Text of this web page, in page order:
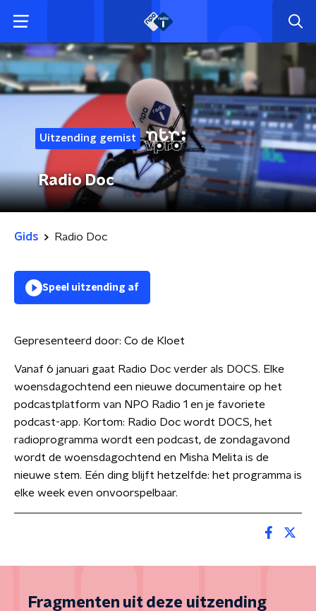
Uitzending gemist
Radio Doc
Gids Radio Doc
Speel uitzending af
Gepresenteerd door: Co de Kloet
Vanaf 6 januari gaat Radio Doc verder als DOCS. Elke
woensdagochtend een nieuwe documentaire op het
podcastplatform van NPO Radio 1 en je favoriete
podcast-app. Kortom: Radio Doc wordt DOCS, het
radioprogramma wordt een podcast, de zondagavond
wordt de woensdagochtend en Misha Melita is de
nieuwe stem. Eén ding blijft hetzelfde: het programma is
elke week even onvoorspelbaar.
Fragmenten uit deze uitzending